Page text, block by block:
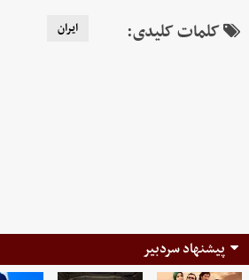
کلمات کلیدی: ایران
پیشنهاد سردبیر